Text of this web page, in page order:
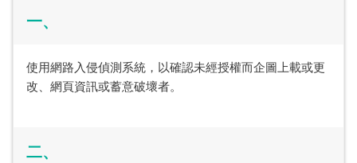
一、
使用網路入侵偵測系統，以確認未經授權而企圖上載或更
改、網頁資訊或蓄意破壞者。
二、